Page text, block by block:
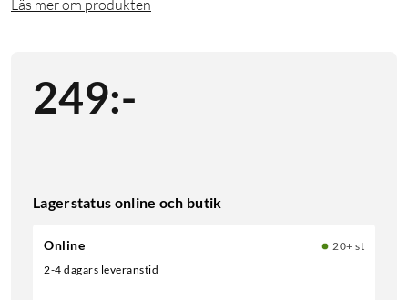
Läs mer om produkten
249:-
Lagerstatus online och butik
Online
20+ st
2-4 dagars leveranstid